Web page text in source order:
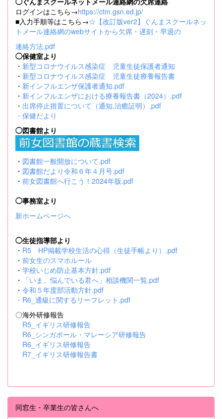
ログインはこちら→https://ctm.gsn.ed.jp/
■入力手順等はこちら→☆【改訂版ver2】ぐんまスクールネッ
トメール連絡網のwebサイトから欠席・遅刻・早退の
連絡方法.pdf
◯保健室より
・ 新型コロナウイルス感染症 児童生徒保護者通知
・ 新型コロナウイルス感染症 児童生徒療養報告書
・ 新インフルエンザ保護者通知.pdf
・ 新インフルエンザにおける療養報告書（2024）.pdf
・ 出席停止措置について（通知,治癒証明）.pdf
・ 保健だより
◯図書館より
・ 図書館一般開放について.pdf
・ 図書館だより令和６年４月号.pdf
・ 前女図書館へ行こう！2024年版.pdf
◯事務室より
新ホームページへ
◯生徒指導部より
・ R5 HP掲載学校生活の心得（生徒手帳より）.pdf
・ 前女生のスマホルール
・ 学校いじめ防止基本方針.pdf
・
「いま、悩んでいる君へ」相談機関一覧.pdf
・ 令和５年度部活動方針.pdf
・ R6_通級に関するリーフレット.pdf
〇海外研修報告
R5_イギリス研修報告
R6_シンガポール・マレーシア研修報告
R6_イギリス研修報告
R7_イギリス研修報告書
同窓生・卒業生の皆さんへ